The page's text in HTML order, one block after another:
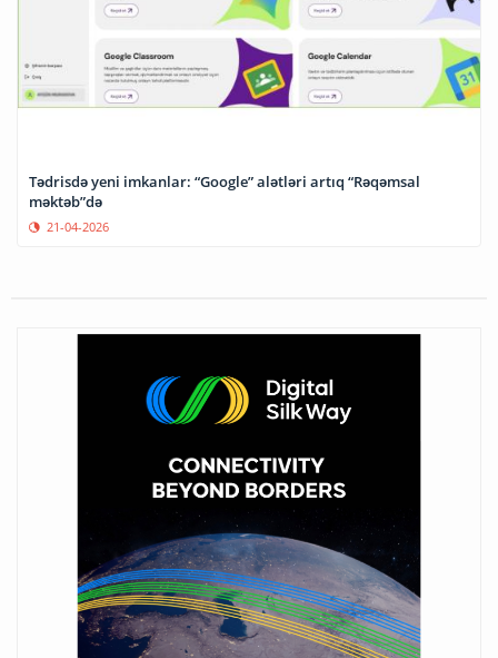
Tədrisdə yeni imkanlar: “Google” alətləri artıq “Rəqəmsal
məktəb”də
21-04-2026